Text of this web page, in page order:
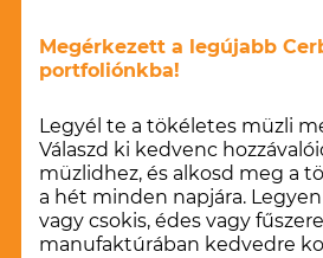
Megérkezett a legújabb
portfoliónkba!
Legyél te a tökéletes müzli
Válaszd ki kedvenc
müzlidhez, és alkosd meg a
a hét minden napjára.
vagy csokis, édes vagy
manufaktúrában kedvedre